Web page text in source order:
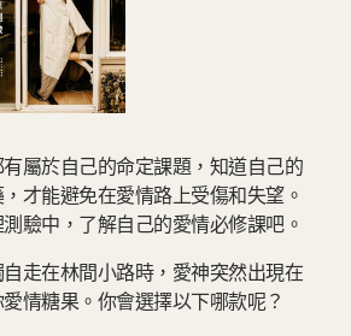
屬於自己的命定課題，知道自己的
才能避免在愛情路上受傷和失望。
驗中，了解自己的愛情必修課吧。
走在林間小路時，愛神突然出現在
情糖果。你會選擇以下哪款呢？